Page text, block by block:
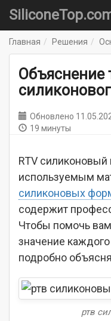
Главная Решения
Объяснение
Обновлено
19 минуты
RTV силиконовый
используемым
силиконовых
содержит
Чтобы помочь
значение
подробно
ртв